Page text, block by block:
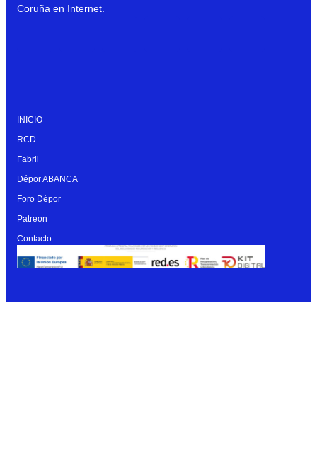
Coruña en Internet.
INICIO
RCD
Fabril
Dépor ABANCA
Foro Dépor
Patreon
Contacto